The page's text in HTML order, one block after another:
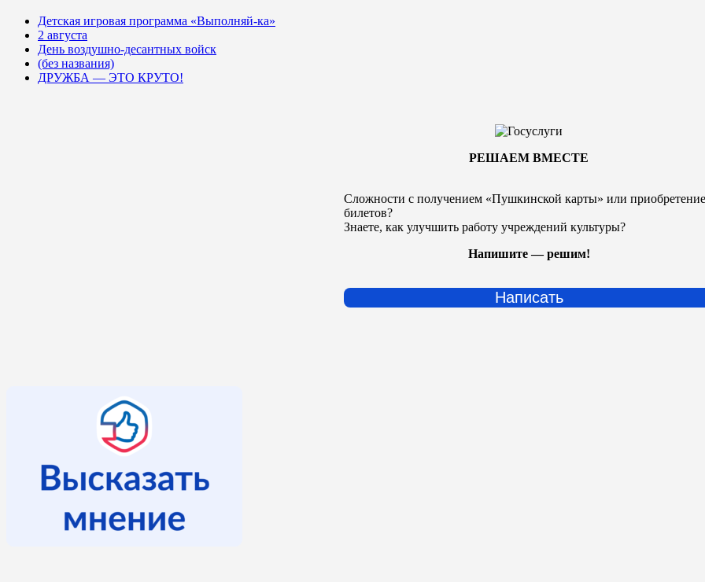
Детская игровая программа «Выполняй-ка»
2 августа
День воздушно-десантных войск
(без названия)
ДРУЖБА — ЭТО КРУТО!
РЕШАЕМ ВМЕСТЕ
Сложности с получением «Пушкинской карты» или
билетов?
Знаете, как улучшить работу учреждений культуры?
Напишите — решим!
Написать